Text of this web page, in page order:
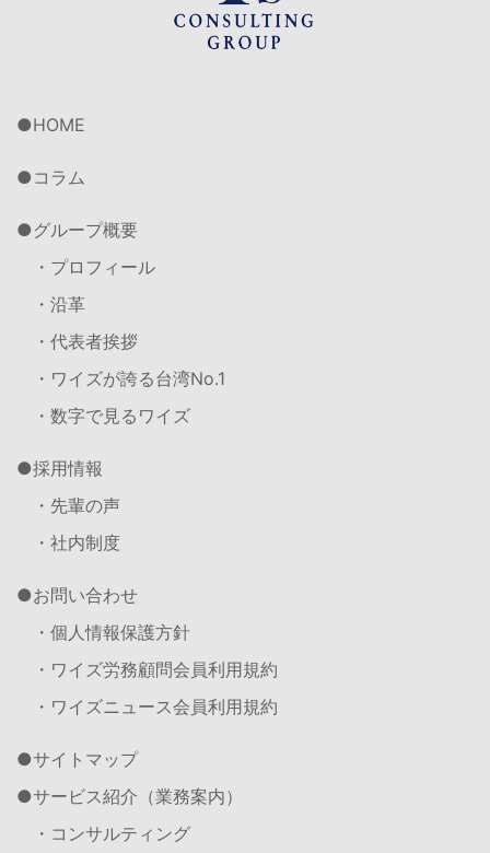
HOME
コラム
グループ概要
・プロフィール
・沿革
・代表者挨拶
・ワイズが誇る台湾No.1
・数字で見るワイズ
採用情報
・先輩の声
・社内制度
お問い合わせ
・個人情報保護方針
・ワイズ労務顧問会員利用規約
・ワイズニュース会員利用規約
サイトマップ
サービス紹介（業務案内）
・コンサルティング